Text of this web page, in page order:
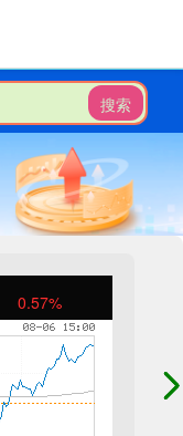
搜索
0.57%